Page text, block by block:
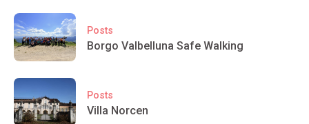
Posts
Borgo Valbelluna Safe Walking
Posts
Villa Norcen